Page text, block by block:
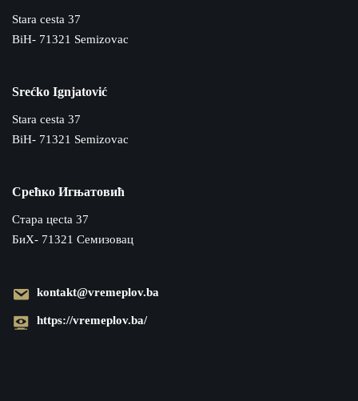
Stara cesta 37
BiH- 71321 Semizovac
Srećko Ignjatović
Stara cesta 37
BiH- 71321 Semizovac
Срећко Игњатовић
Cтара цecta 37
БиХ- 71321 Семизовац
kontakt@vremeplov.ba
https://vremeplov.ba/